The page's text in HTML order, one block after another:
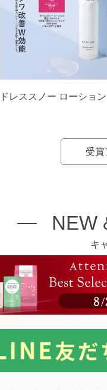
ドレススノー ローション
受賞
NEW
キ